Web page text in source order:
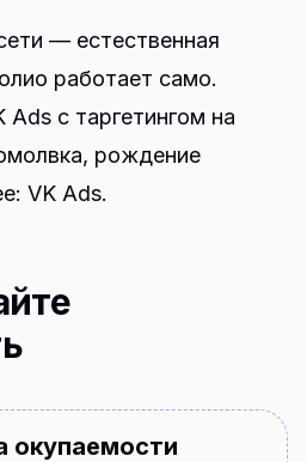
— естественная
работает само.
с таргетингом на
рождение
VK Ads.
окупаемости